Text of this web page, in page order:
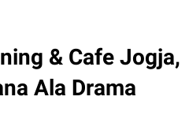
& Cafe Jogja,
Ala Drama